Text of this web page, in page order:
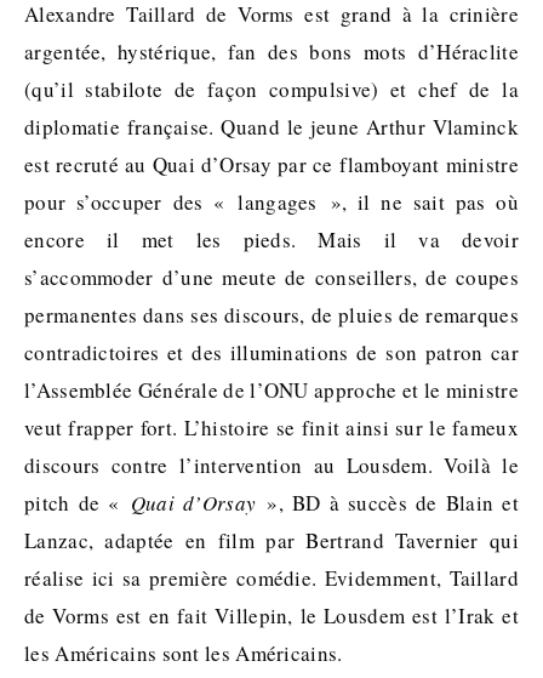
Alexandre Taillard de Vorms est grand à la crinière
argentée, hystérique, fan des bons mots d’Héraclite
(qu’il stabilote de façon compulsive) et chef de la
diplomatie française. Quand le jeune Arthur Vlaminck
est recruté au Quai d’Orsay par ce flamboyant ministre
pour s’occuper des « langages », il ne sait pas où
encore il met les pieds. Mais il va devoir
s’accommoder d’une meute de conseillers, de coupes
permanentes dans ses discours, de pluies de remarques
contradictoires et des illuminations de son patron car
l’Assemblée Générale de l’ONU approche et le ministre
veut frapper fort. L’histoire se finit ainsi sur le fameux
discours contre l’intervention au Lousdem. Voilà le
pitch de « Quai d’Orsay », BD à succès de Blain et
Lanzac, adaptée en film par Bertrand Tavernier qui
réalise ici sa première comédie. Evidemment, Taillard
de Vorms est en fait Villepin, le Lousdem est l’Irak et
les Américains sont les Américains.